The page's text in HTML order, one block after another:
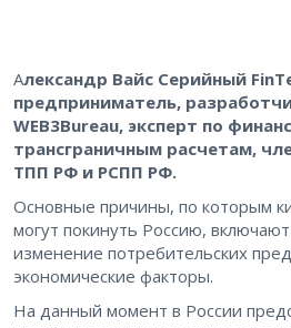
Александр Вайс Серийный
предприниматель,
WEB3Bureau, эксперт по
трансграничным расчетам,
ТПП РФ и РСПП РФ.
Основные причины, по которым
могут покинуть Россию,
изменение потребительских
экономические факторы.
На данный момент в России